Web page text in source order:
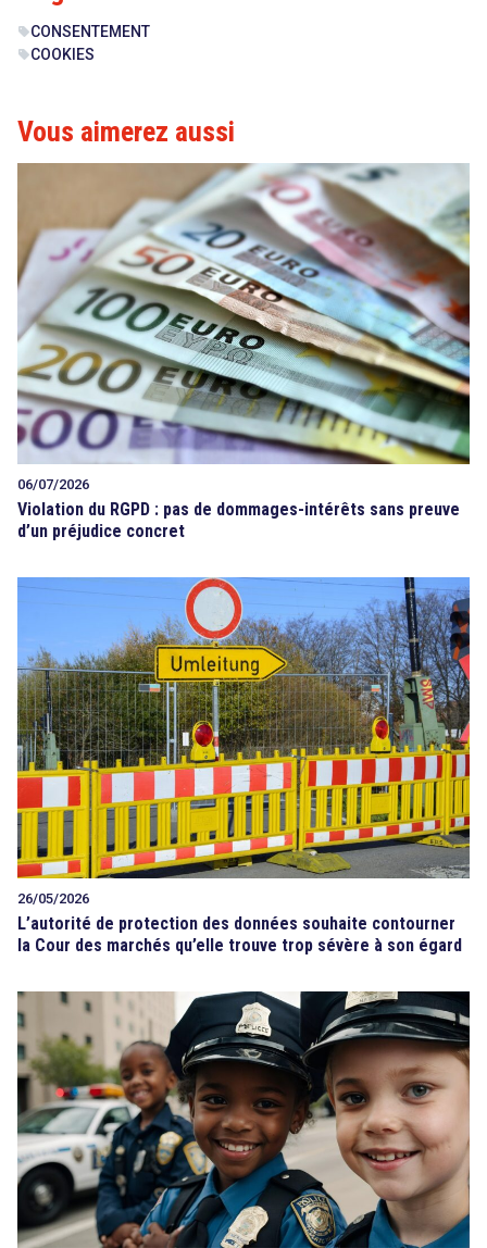
sellCONSENTEMENT
sellCOOKIES
Vous aimerez aussi
06/07/2026
Violation du RGPD : pas de dommages-intérêts sans preuve
d’un préjudice concret
26/05/2026
L’autorité de protection des données souhaite contourner
la Cour des marchés qu’elle trouve trop sévère à son égard